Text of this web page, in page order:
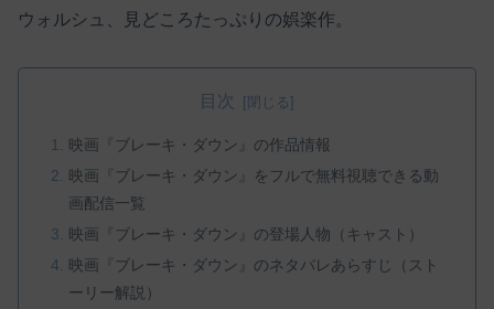
ウォルシュ、見どころたっぷりの娯楽作。
目次
映画『ブレーキ・ダウン』の作品情報
映画『ブレーキ・ダウン』をフルで無料視聴できる動
画配信一覧
映画『ブレーキ・ダウン』の登場人物（キャスト）
映画『ブレーキ・ダウン』のネタバレあらすじ（スト
ーリー解説）